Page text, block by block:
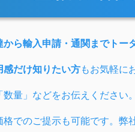
ら輸入申請・通関までトー
感だけ知りたい方もお気軽に
量」などをお伝えください。
でのご提示も可能です。弊